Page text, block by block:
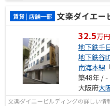
賃貸 | 店舗一部 文楽ダイエー
32.5万円
地下鉄千
地下鉄谷
南海本線
築48年 / -
大阪府大
文楽ダイエービルディングの詳しい情